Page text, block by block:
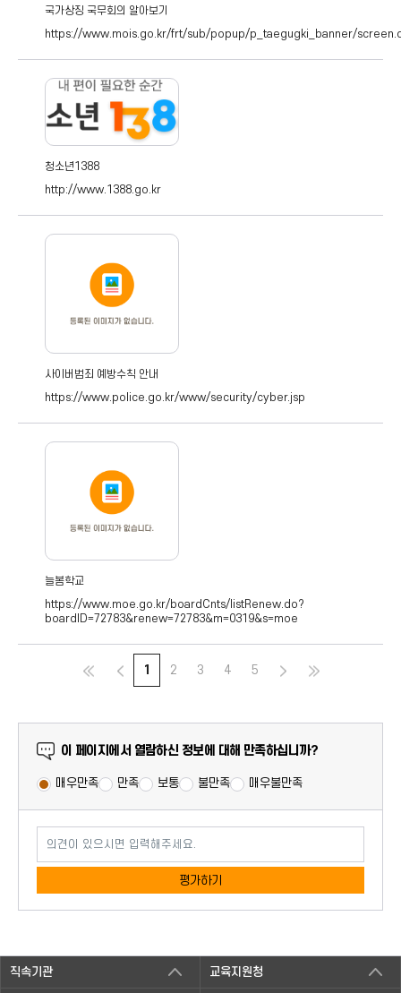
국가상징 국무회의 알아보기
https://www.mois.go.kr/frt/sub/popup/p_taegugki_banner/
청소년1388
http://www.1388.go.kr
사이버범죄 예방수칙 안내
https://www.police.go.kr/www/security/cyber.jsp
늘봄학교
https://www.moe.go.kr/boardCnts/listRenew.do?
boardID=72783&renew=72783&m=0319&s=moe
1 2 3 4 5
만족도 조사
이 페이지에서 열람하신 정보에 대해 만족하십니까?
매우만족 만족 보통 불만족 매우불만족
평가하기
직속기관 교육지원청